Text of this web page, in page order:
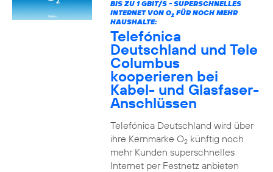
BIS ZU 1 GBIT/S - SUPERSCHNELLES
INTERNET VON O2FÜR NOCH MEHR
HAUSHALTE:
Telefónica
Deutschland und Tele
Columbus
kooperieren bei
Kabel- und Glasfaser-
Anschlüssen
Telefónica Deutschland wird über
ihre Kernmarke O2künftig noch
mehr Kunden superschnelles
Internet per Festnetz anbieten